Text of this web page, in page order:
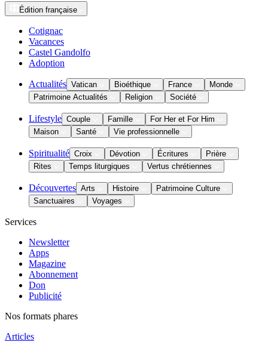
Édition française
Cotignac
Vacances
Castel Gandolfo
Adoption
Actualités Vatican Bioéthique France
Monde
Patrimoine Actualités
Religion Société
Lifestyle Couple Famille
For Her et For Him
Maison
Santé Vie professionnelle
Spiritualité Croix Dévotion Écritures
Prière
Rites
Temps liturgiques Vertus chrétiennes
Découvertes Arts Histoire
Patrimoine Culture
Sanctuaires
Voyages
Services
Newsletter
Apps
Magazine
Abonnement
Don
Publicité
Nos formats phares
Articles